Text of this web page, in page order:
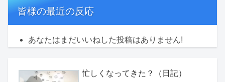
皆様の最近の反応
あなたはまだいいねした投稿はありません!
忙しくなってきた？（日記）